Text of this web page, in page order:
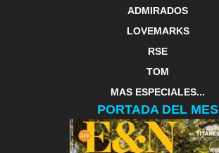
ADMIRADOS
LOVEMARKS
RSE
TOM
MAS ESPECIALES...
PORTADA DEL MES